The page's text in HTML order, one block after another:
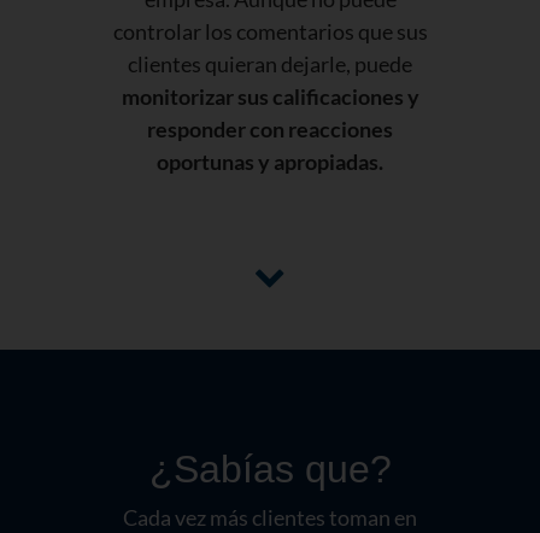
controlar los comentarios que sus
clientes quieran dejarle, puede
monitorizar sus calificaciones y
responder con reacciones
oportunas y apropiadas.
¿Sabías que?
Cada vez más clientes toman en